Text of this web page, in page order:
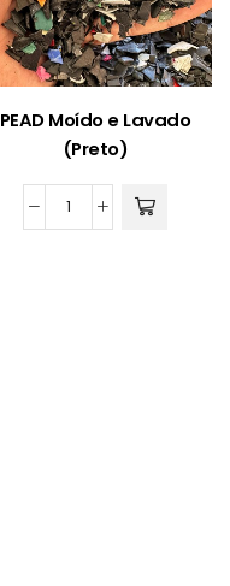
PEAD Moído e Lavado
(Preto)
PEAD